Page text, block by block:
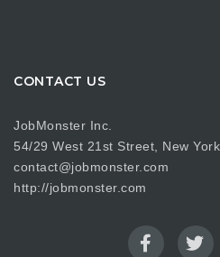
CONTACT US
JobMonster Inc.
54/29 West 21st Street, New
contact@jobmonster.com
http://jobmonster.com